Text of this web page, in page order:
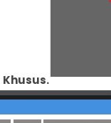
Khusus.